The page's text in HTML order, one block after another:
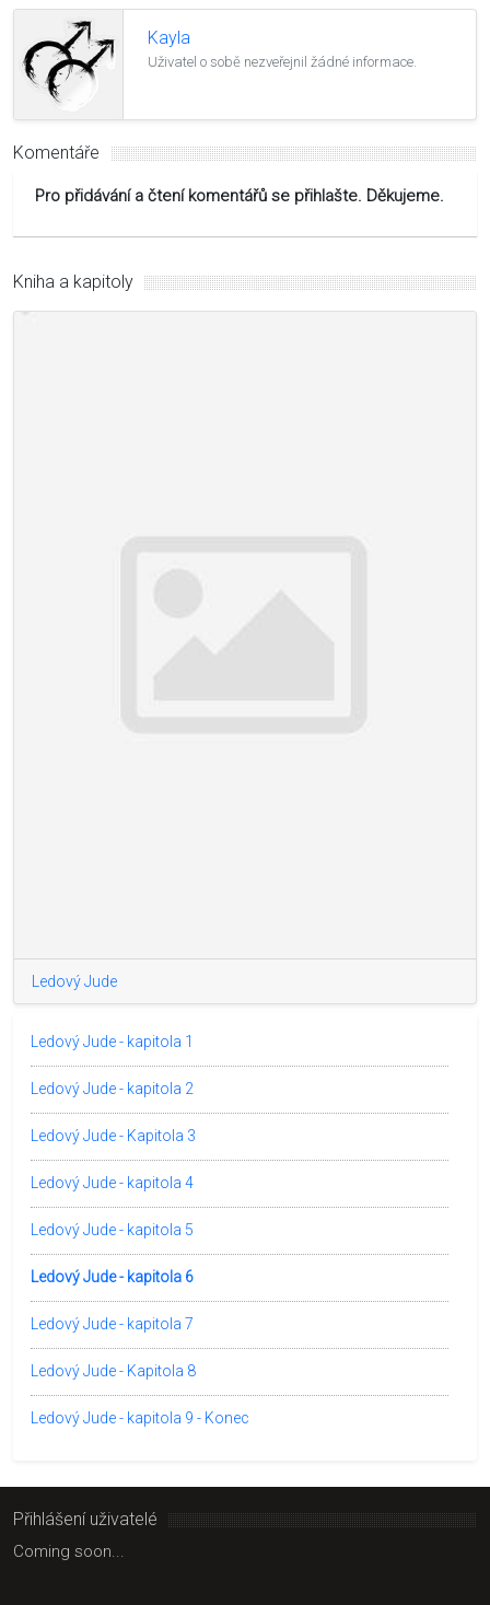
Kayla
Uživatel o sobě nezveřejnil žádné informace.
Komentáře
Pro přidávání a čtení komentářů se přihlašte. Děkujeme.
Kniha a kapitoly
Ledový Jude
Ledový Jude - kapitola 1
Ledový Jude - kapitola 2
Ledový Jude - Kapitola 3
Ledový Jude - kapitola 4
Ledový Jude - kapitola 5
Ledový Jude - kapitola 6
Ledový Jude - kapitola 7
Ledový Jude - Kapitola 8
Ledový Jude - kapitola 9 - Konec
Přihlášení uživatelé
Coming soon...